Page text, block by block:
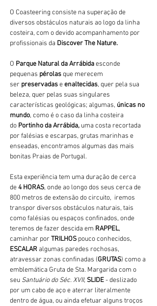
O Coasteering consiste na superação de
diversos obstáculos naturais ao logo da linha
costeira, com o devido acompanhamento por
profissionais da Discover The Nature.
O Parque Natural da Arrábida esconde
pequenas pérolas que merecem
ser preservadas e enaltecidas, quer pela sua
beleza, quer pelas suas singulares
características geológicas; algumas, únicas no
mundo, como é o caso da linha costeira
do Portinho da Arrábida, uma costa recortada
por falésias e escarpas, grutas marinhas e
enseadas, encontramos algumas das mais
bonitas Praias de Portugal.
Esta experiência tem uma duração de cerca
de 4 HORAS, onde ao longo dos seus cerca de
800 metros de extensão do circuito,  iremos
transpor diversos obstáculos naturais, tais
como falésias ou espaços confinados, onde
teremos de fazer descida em RAPPEL,
caminhar por TRILHOS pouco conhecidos,
ESCALAR algumas paredes rochosas,
atravessar zonas confinadas (GRUTAS) como a
emblemática Gruta de Sta. Margarida com o
seu Santuário do Séc. XVII, SLIDE - deslizado
por um cabo de aço e aterrar literalmente
dentro de água, ou ainda efetuar alguns troços